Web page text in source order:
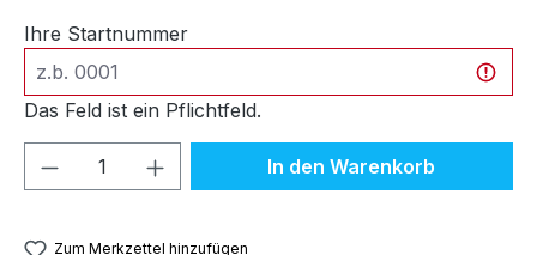
Ihre Startnummer
Das Feld ist ein Pflichtfeld.
Produkt Anzahl: Gib denIn den Warenkorb
Zum Merkzettel hinzufügen